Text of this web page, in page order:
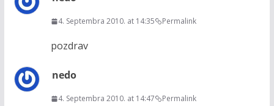
4. Septembra 2010. at 14:35 Permalink
pozdrav
nedo
4. Septembra 2010. at 14:47 Permalink